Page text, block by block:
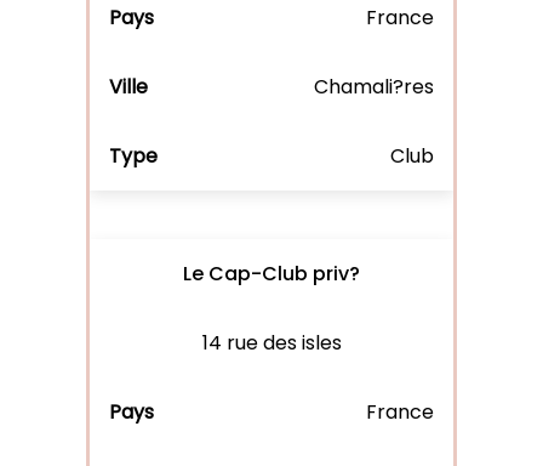
France
Chamali?res
Club
Le Cap-Club priv?
14 rue des isles
France